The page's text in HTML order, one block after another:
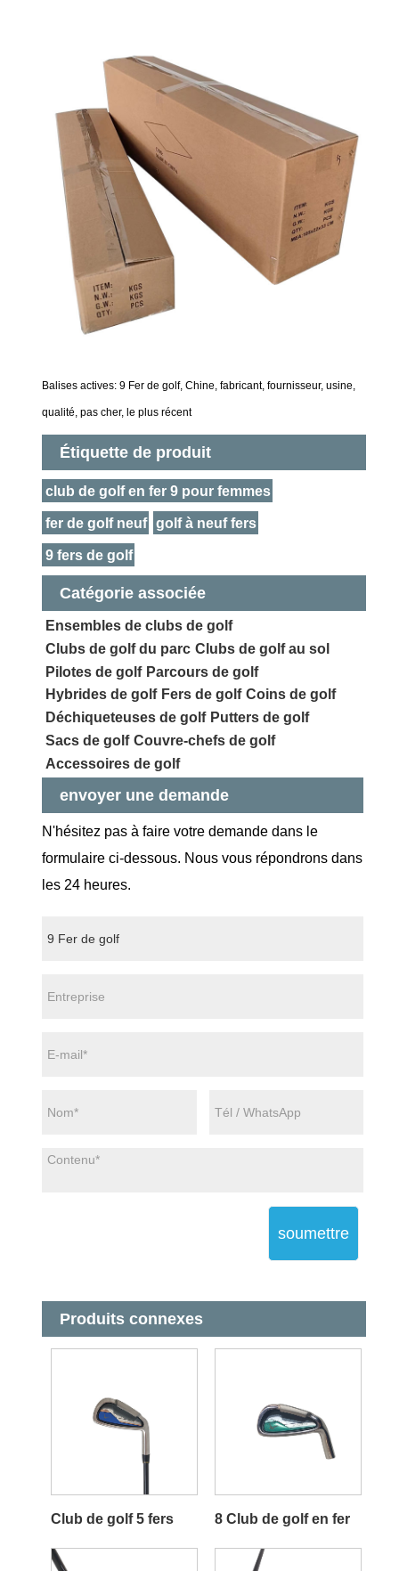
Balises actives: 9 Fer de golf, Chine, fabricant, fournisseur, usine,
qualité, pas cher, le plus récent
Étiquette de produit
club de golf en fer 9 pour femmes
fer de golf neuf golf à neuf fers
9 fers de golf
Catégorie associée
Ensembles de clubs de golf
Clubs de golf du parc Clubs de golf au sol
Pilotes de golf Parcours de golf
Hybrides de golf Fers de golf Coins de golf
Déchiqueteuses de golf Putters de golf
Sacs de golf Couvre-chefs de golf
Accessoires de golf
envoyer une demande
N'hésitez pas à faire votre demande dans le
formulaire ci-dessous. Nous vous répondrons dans
les 24 heures.
soumettre
Produits connexes
Club de golf 5 fers 8 Club de golf en fer